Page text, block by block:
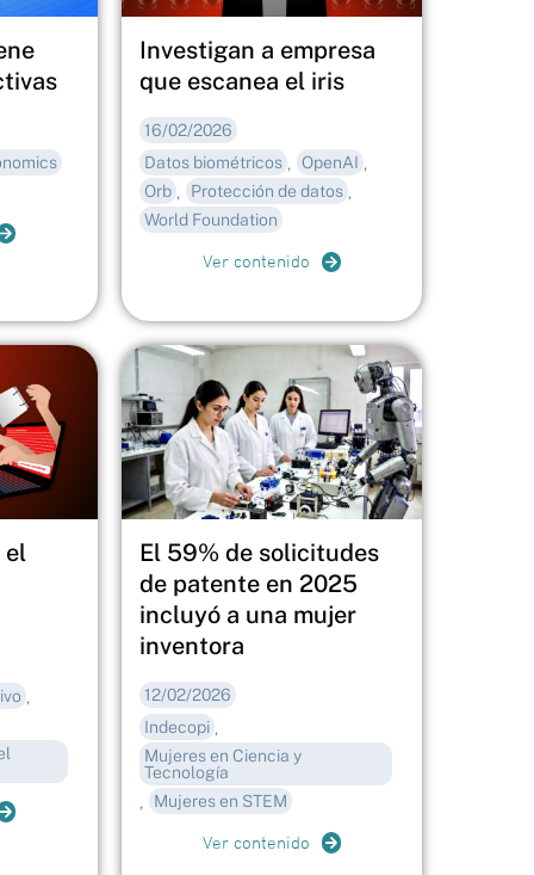
Investigan a empresa
que escanea el iris
16/02/2026
Datos biométricos , OpenAI ,
Orb , Protección de datos ,
World Foundation
Ver contenido
el
,
El 59% de solicitudes
de patente en 2025
incluyó a una mujer
inventora
12/02/2026
Indecopi ,
Mujeres en Ciencia y
Tecnología
,
Mujeres en STEM
Ver contenido